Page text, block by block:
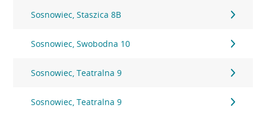
Sosnowiec, Staszica 8B
Sosnowiec, Swobodna 10
Sosnowiec, Teatralna 9
Sosnowiec, Teatralna 9